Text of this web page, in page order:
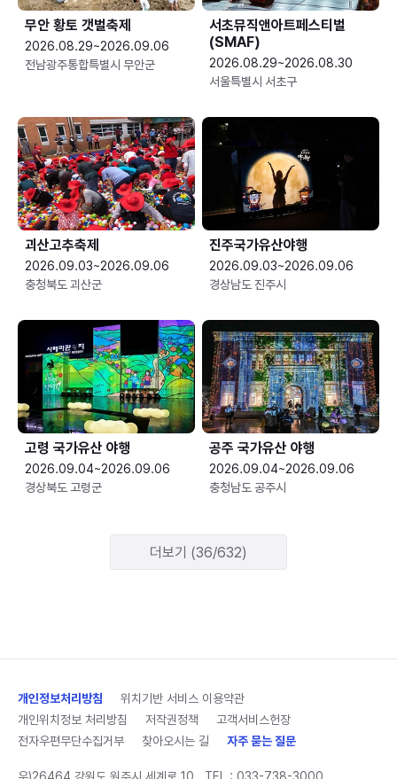
무안 황토 갯벌축제
2026.08.29~2026.09.06
전남광주통합특별시 무안군
서초뮤직앤아트페스티벌
(SMAF)
2026.08.29~2026.08.30
서울특별시 서초구
괴산고추축제
2026.09.03~2026.09.06
충청북도 괴산군
진주국가유산야행
2026.09.03~2026.09.06
경상남도 진주시
고령 국가유산 야행
2026.09.04~2026.09.06
경상북도 고령군
공주 국가유산 야행
2026.09.04~2026.09.06
충청남도 공주시
더보기 (36/632)
개인정보처리방침
위치기반 서비스 이용약관
개인위치정보 처리방침
저작권정책
고객서비스헌장
전자우편무단수집거부
찾아오시는 길 자주 묻는 질문